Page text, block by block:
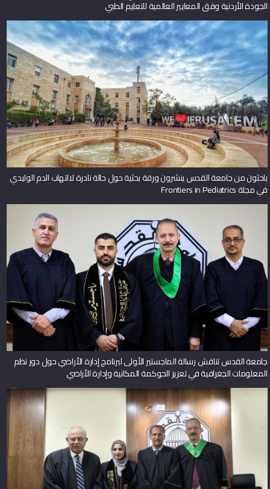
الجودة الأردنية وفق المعايير العالمية للتعليم الطبي
باحثون من جامعة القدس ينشرون ورقة بحثية حول حالة نادرة لالتهاب الدم الوليدي
في مجلة Frontiers in Pediatrics
جامعة القدس تناقش رسالة الماجستير الأولى لبرنامج إدارة الأراضي حول دور نظم
المعلومات الجغرافية في تعزيز الحوكمة المكانية وإدارة الأراضي